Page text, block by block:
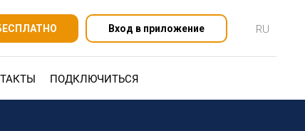
Вход в приложение RU
ПОДКЛЮЧИТЬСЯ